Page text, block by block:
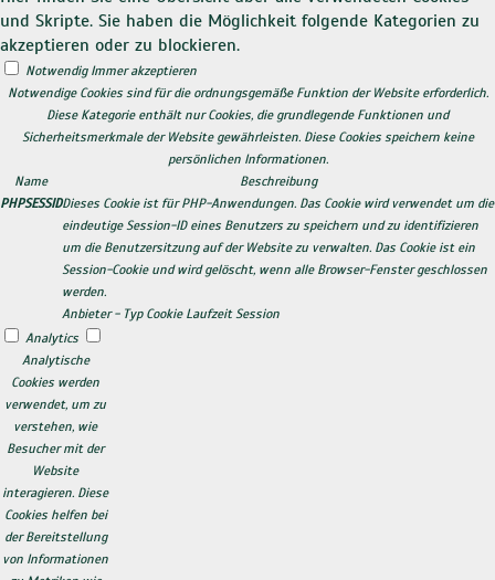
und Skripte. Sie haben die Möglichkeit folgende Kategorien zu
akzeptieren oder zu blockieren.
Notwendig Immer akzeptieren
Notwendige Cookies sind für die ordnungsgemäße Funktion der Website erforderlich.
Diese Kategorie enthält nur Cookies, die grundlegende Funktionen und
Sicherheitsmerkmale der Website gewährleisten. Diese Cookies speichern keine
persönlichen Informationen.
Name
Beschreibung
PHPSESSIDDieses Cookie ist für PHP-Anwendungen. Das Cookie wird verwendet um die
eindeutige Session-ID eines Benutzers zu speichern und zu identifizieren
um die Benutzersitzung auf der Website zu verwalten. Das Cookie ist ein
Session-Cookie und wird gelöscht, wenn alle Browser-Fenster geschlossen
werden.
Anbieter - Typ Cookie Laufzeit Session
Analytics
Analytische
Cookies werden
verwendet, um zu
verstehen, wie
Besucher mit der
Website
interagieren. Diese
Cookies helfen bei
der Bereitstellung
von Informationen